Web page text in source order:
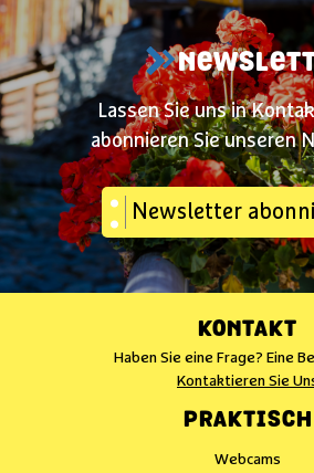
Lassen Sie uns in
abonnieren Sie unseren
Newsletter
KONTAKT
Haben Sie eine Frage? Eine
Kontaktieren Sie
PRAKTISCH
Webcams